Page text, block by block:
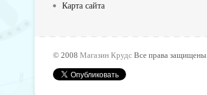
Карта сайта
© 2008 Магазин Крудс Все права защищены.